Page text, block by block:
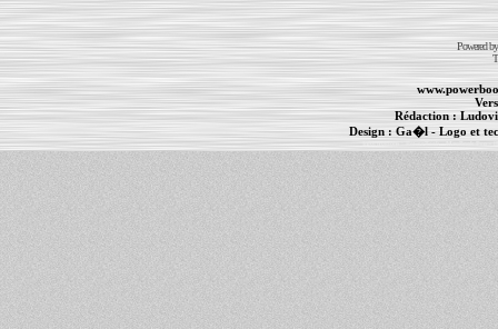
Powered
Rédaction :
Design : Ga�l- Logo et